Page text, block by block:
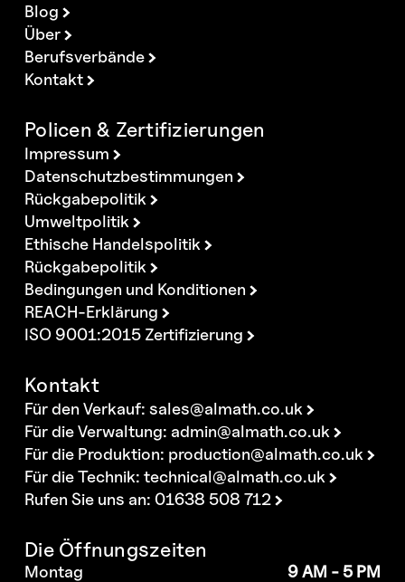
Blog
Über
Berufsverbände
Kontakt
Policen & Zertifizierungen
Impressum
Datenschutzbestimmungen
Rückgabepolitik
Umweltpolitik
Ethische Handelspolitik
Rückgabepolitik
Bedingungen und Konditionen
REACH-Erklärung
ISO 9001:2015 Zertifizierung
Kontakt
Für den Verkauf:sales@almath.co.uk
Für die Verwaltung: admin@almath.co.uk
Für die Produktion: production@almath.co.uk
Für die Technik:technical@almath.co.uk
Rufen Sie uns an: 01638 508 712
Die Öffnungszeiten
Montag
9 AM - 5 PM